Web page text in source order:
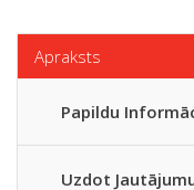
Apraksts
Papildu
Uzdot